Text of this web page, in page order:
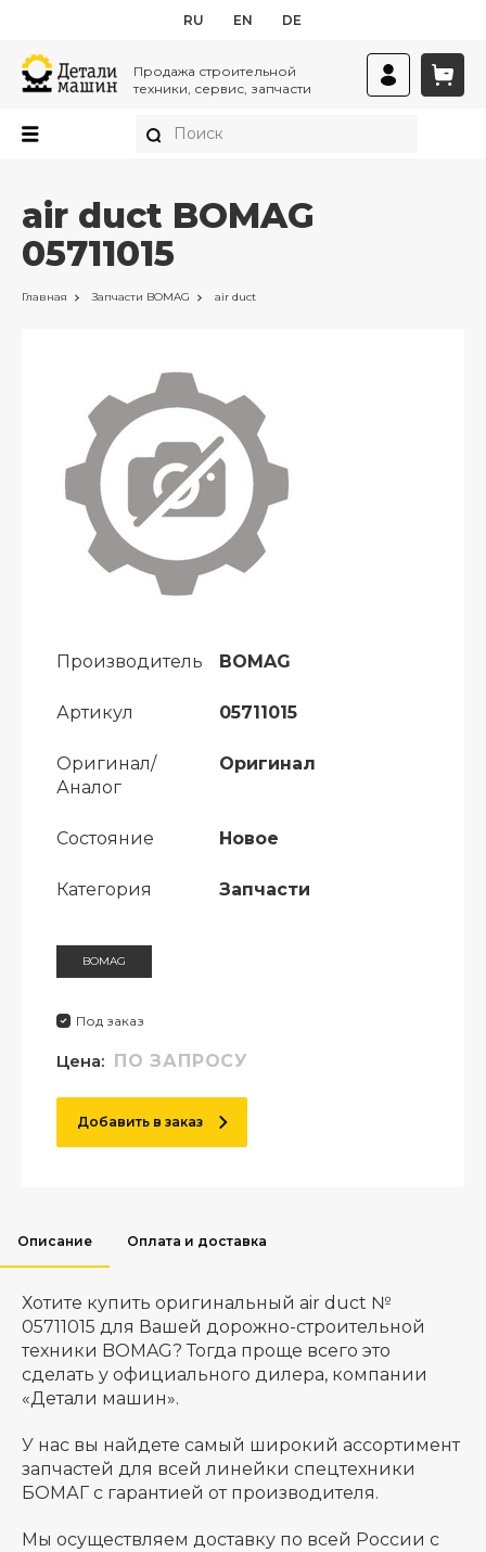
RU EN DE
Продажа строительной
техники, сервис, запчасти
air duct BOMAG
05711015
Главная Запчасти BOMAG air duct
Производитель BOMAG
Артикул 05711015
Оригинал/
Аналог
Оригинал
Состояние Новое
Категория Запчасти
BOMAG
Под заказ
Цена: ПО ЗАПРОСУ
Добавить в заказ
Описание Оплата и доставка
Хотите купить оригинальный air duct №
05711015 для Вашей дорожно-строительной
техники BOMAG? Тогда проще всего это
сделать у официального дилера, компании
«Детали машин».
У нас вы найдете самый широкий ассортимент
запчастей для всей линейки спецтехники
БОМАГ с гарантией от производителя.
Мы осуществляем доставку по всей России с